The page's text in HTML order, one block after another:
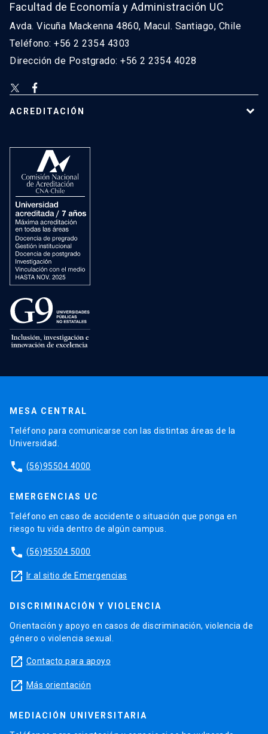
Facultad de Economía y Administración UC
Avda. Vicuña Mackenna 4860, Macul. Santiago, Chile
Teléfono: +56 2 2354 4303
Dirección de Postgrado: +56 2 2354 4028
ACREDITACIÓN
MESA CENTRAL
Teléfono para comunicarse con las distintas áreas de la
Universidad.
phone (56)95504 4000
EMERGENCIAS UC
Teléfono en caso de accidente o situación que ponga en
riesgo tu vida dentro de algún campus.
phone (56)95504 5000
launch Ir al sitio de Emergencias
DISCRIMINACIÓN Y VIOLENCIA
Orientación y apoyo en casos de discriminación, violencia de
género o violencia sexual.
launch Contacto para apoyo
launch Más orientación
MEDIACIÓN UNIVERSITARIA